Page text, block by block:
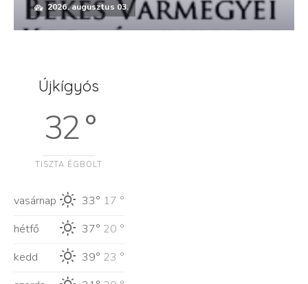
2026. augusztus 03.
Újkígyós
32 °
TISZTA ÉGBOLT
vasárnap 33° 17 °
hétfő
37° 20 °
kedd
39° 23 °